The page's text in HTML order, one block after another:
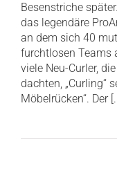
Besenstriche
das legendäre
an dem sich 40
furchtlosen Teams
viele Neu-Curler,
dachten, „Curling“
Möbelrücken“. Der